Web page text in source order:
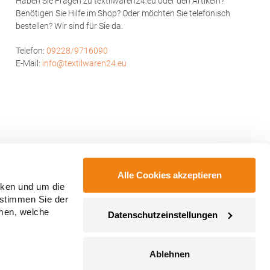
und um die
Sie der
welche
Alle Cookies akzeptieren
Datenschutzeinstellungen
Ablehnen
30 °C waschbarBügeln erlaubtGrammatur:
300 g/m²Materialzusammensetzung: 100%
PolyesterAngaben zur
HV9305Hersteller: GORFACTORY S.A Ctra.
Santomera / Abanilla Km 8.8 30620 Fortuna
(Murcia) Spanien E-Mail: info@gorfactory.es
Benötigen Sie Hilfe im Shop? Oder möchten Sie telefonisch
bestellen? Wir sind für Sie da.
Telefon: 09228/9716090
E-Mail: info@textilwaren24.eu